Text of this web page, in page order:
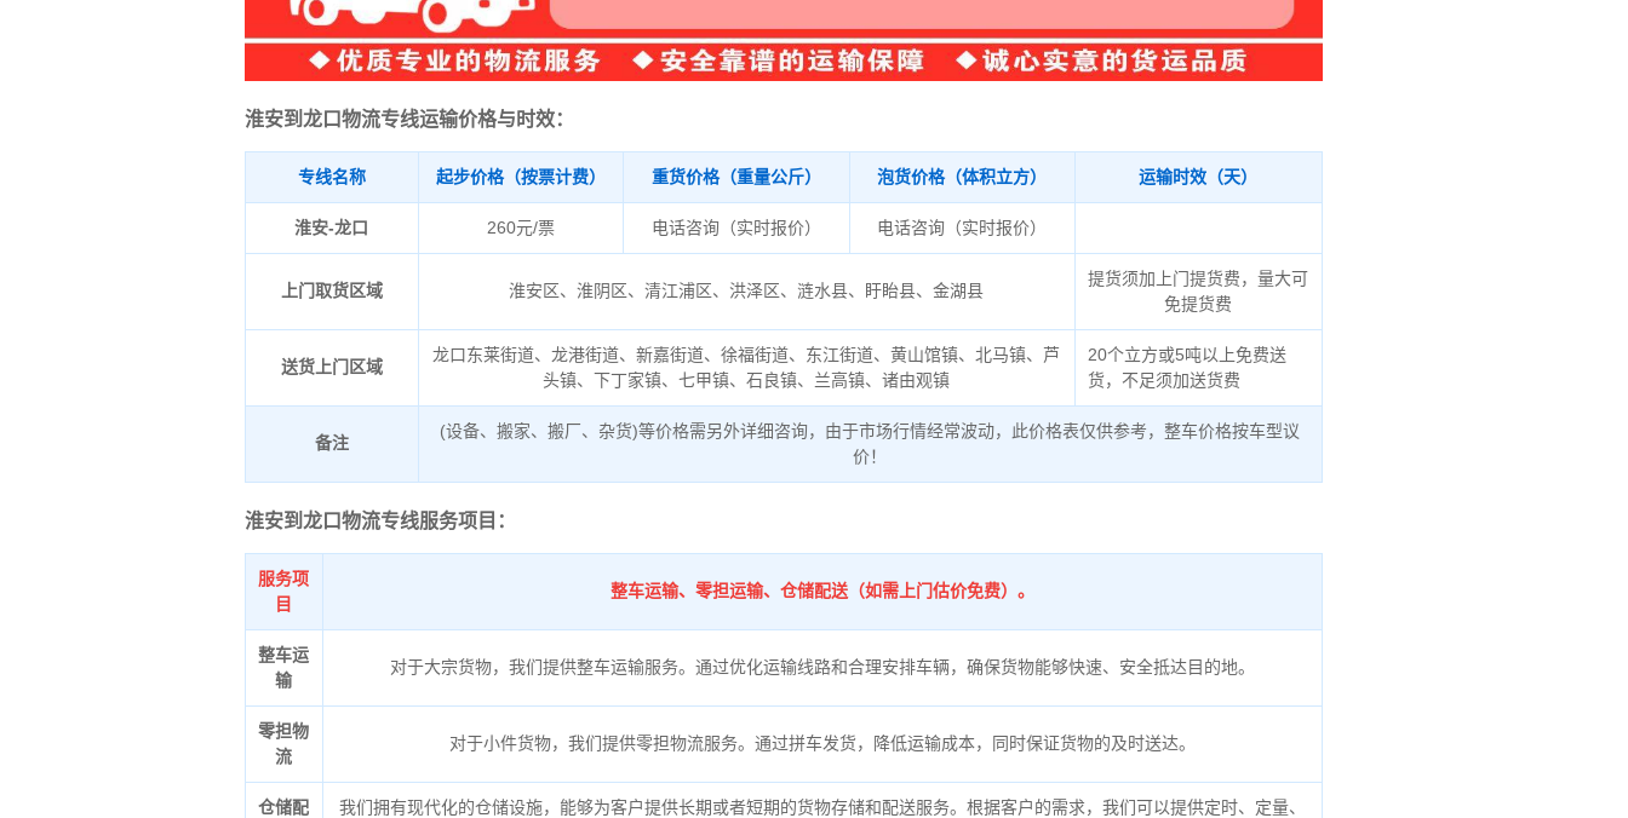
淮安到龙口物流专线运输价格与时效：
专线名称 起步价格（按票计费） 重货价格（重量公斤） 泡货价格（体积立方） 运输时效（天）
淮安-龙口 260元/票 电话咨询（实时报价） 电话咨询（实时报价）
上门取货区域 淮安区、淮阴区、清江浦区、洪泽区、涟水县、盱眙县、金湖县
提货须加上门提货费，量大可
免提货费
送货上门区域
龙口东莱街道、龙港街道、新嘉街道、徐福街道、东江街道、黄山馆镇、北马镇、芦
头镇、下丁家镇、七甲镇、石良镇、兰高镇、诸由观镇
20个立方或5吨以上免费送
货，不足须加送货费
备注
(设备、搬家、搬厂、杂货)等价格需另外详细咨询，由于市场行情经常波动，此价格表仅供参考，整车价格按车型议
价！
淮安到龙口物流专线服务项目：
服务项
目
整车运输、零担运输、仓储配送（如需上门估价免费）。
整车运
输
对于大宗货物，我们提供整车运输服务。通过优化运输线路和合理安排车辆，确保货物能够快速、安全抵达目的地。
零担物
流
对于小件货物，我们提供零担物流服务。通过拼车发货，降低运输成本，同时保证货物的及时送达。
仓储配
我们拥有现代化的仓储设施，能够为客户提供长期或者短期的货物存储和配送服务。根据客户的需求，我们可以提供定时、定量、